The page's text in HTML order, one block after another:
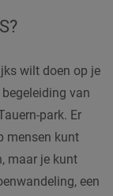
wilt doen op je
van
park. Er
mensen kunt
maar je kunt
een